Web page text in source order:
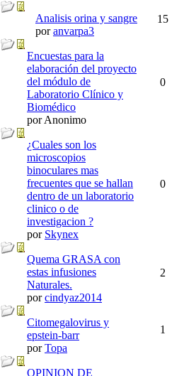
Analisis orina y sangre
poranvarpa3
15
Encuestas para la
elaboración del proyecto
del módulo de
Laboratorio Clínico y
Biomédico
por Anonimo
0
¿Cuales son los
microscopios
binoculares mas
frecuentes que se hallan
dentro de un laboratorio
clinico o de
investigacion ?
por Skynex
0
Quema GRASA con
estas infusiones
Naturales.
porcindyaz2014
2
Citomegalovirus y
epstein-barr
porTopa
1
OPINION DE